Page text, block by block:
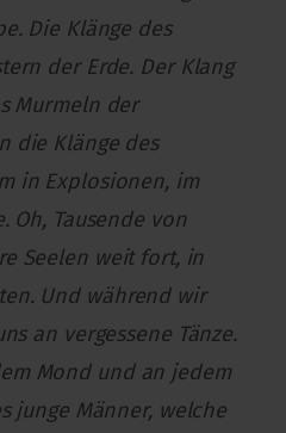
Die Klänge des
der Erde. Der Klang
Murmeln der
die Klänge des
in Explosionen, im
Oh, Tausende von
Seelen weit fort, in
Und während wir
an vergessene Tänze.
Mond und an jedem
junge Männer, welche